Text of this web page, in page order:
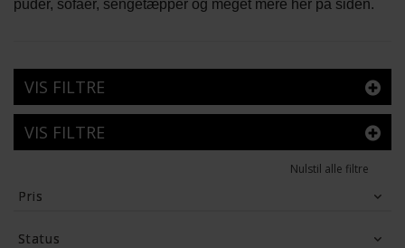
puder, sofaer, sengetæpper og meget mere her på siden.
VIS FILTRE
VIS FILTRE
Nulstil alle filtre
Pris
Status